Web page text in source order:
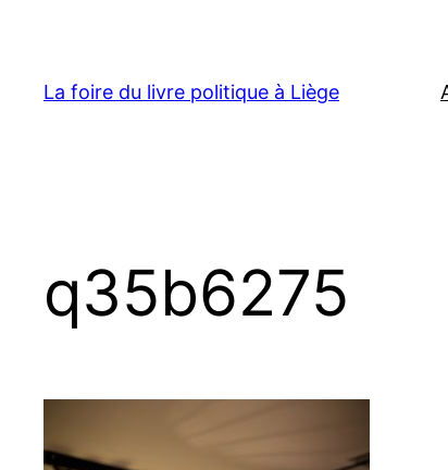
contenu
La foire du livre politique à Liège
q35b6275